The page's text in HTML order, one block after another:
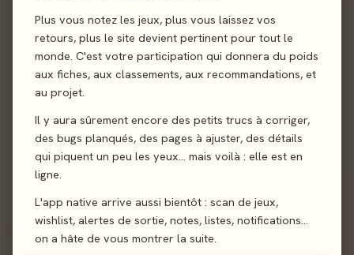
Plus vous notez les jeux, plus vous laissez vos
retours, plus le site devient pertinent pour tout le
monde. C'est votre participation qui donnera du poids
aux fiches, aux classements, aux recommandations, et
au projet.
Il y aura sûrement encore des petits trucs à corriger,
des bugs planqués, des pages à ajuster, des détails
qui piquent un peu les yeux… mais voilà : elle est en
ligne.
L'app native arrive aussi bientôt : scan de jeux,
wishlist, alertes de sortie, notes, listes, notifications…
on a hâte de vous montrer la suite.
Sortie 1 décembre 2023
Auteur Andrew Haught
Jose David Lanza Cebrian
Éditeur Gale Force Nine
02 - LE VERDICT